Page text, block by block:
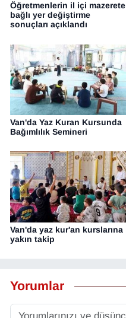
Öğretmenlerin il içi mazerete
bağlı yer değiştirme
sonuçları açıklandı
Van'da Yaz Kuran Kursunda
Bağımlılık Semineri
Van'da yaz kur'an kurslarına
yakın takip
Yorumlar